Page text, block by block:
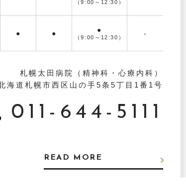
（9:00～ 12:30）
● ● ●
（9:00～ 12:30） -
札幌太田病院（精神科・心療内科）
海道札幌市西区山の手5条5丁目1番1号
011-644-5111
READ MORE